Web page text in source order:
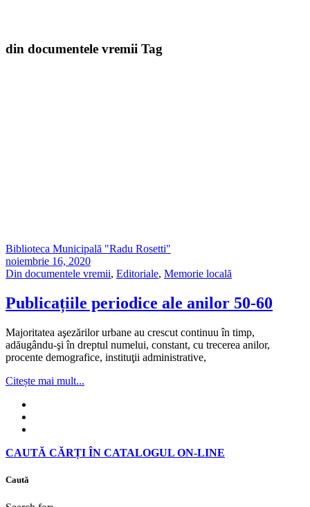
din documentele vremii Tag
Biblioteca Municipală "Radu Rosetti"
noiembrie 16, 2020
Din documentele vremii, Editoriale, Memorie locală
Publicațiile periodice ale anilor 50-60
Majoritatea aşezărilor urbane au crescut continuu în timp,
adăugându-şi în dreptul numelui, constant, cu trecerea anilor,
procente demografice, instituţii administrative,
Citește mai mult...
CAUTĂ CĂRȚI ÎN CATALOGUL ON-LINE
Caută